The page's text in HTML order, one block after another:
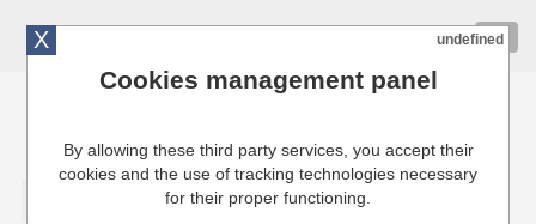
Cuisinresto: Ustensiles de cuisine pour professionnels
X undefined
Cookies management panel
By allowing these third party services, you accept their
cookies and the use of tracking technologies necessary
for their proper functioning.